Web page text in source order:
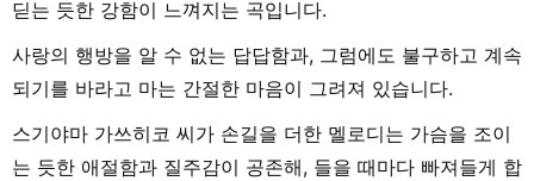
딛는 듯한 강함이 느껴지는 곡입니다.
사랑의 행방을 알 수 없는 답답함과, 그럼에도 불구하고 계속
되기를 바라고 마는 간절한 마음이 그려져 있습니다.
스기야마 가쓰히코 씨가 손길을 더한 멜로디는 가슴을 조이
는 듯한 애절함과 질주감이 공존해, 들을 때마다 빠져들게 합